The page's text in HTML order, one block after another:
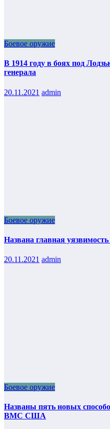
Боевое оружие
В 1914 году в боях под
генерала
20.11.2021 admin
Боевое оружие
Названа главная
20.11.2021 admin
Боевое оружие
Названы пять новых
ВМС США